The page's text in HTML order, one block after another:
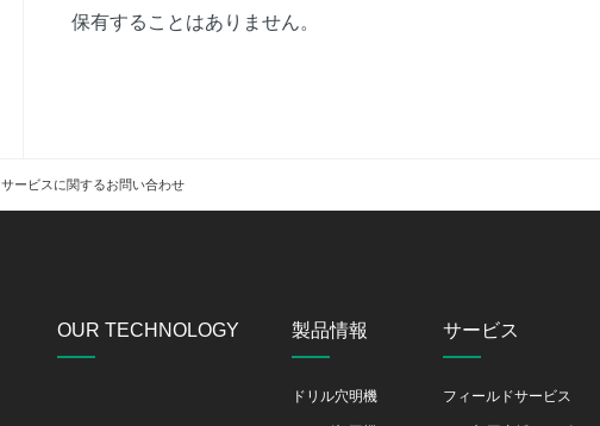
保有することはありません。
サービスに関するお問い合わせ
OUR TECHNOLOGY 製品情報
ドリル穴明機
サービス
フィールドサービス